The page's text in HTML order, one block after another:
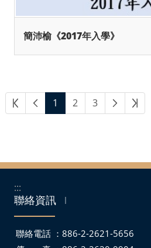
簡沛榆《2017年入學》
1 2 3
:::
聯絡資訊 ｜
聯絡電話 ：886-2-2621-5656